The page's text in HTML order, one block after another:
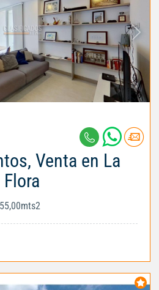
Venta en La
Flora